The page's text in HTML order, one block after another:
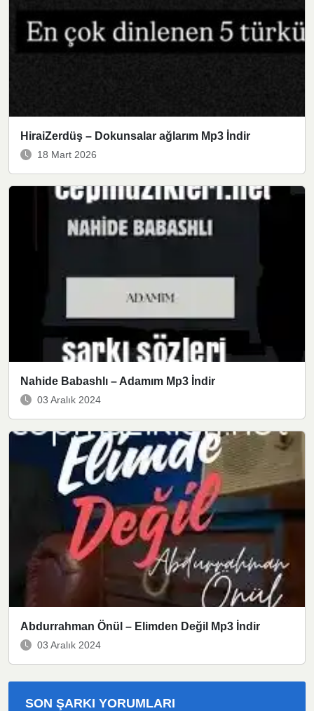
HiraiZerdüş – Dokunsalar ağlarım Mp3 İndir
18 Mart 2026
Nahide Babashlı – Adamım Mp3 İndir
03 Aralık 2024
Abdurrahman Önül – Elimden Değil Mp3 İndir
03 Aralık 2024
SON ŞARKI YORUMLARI